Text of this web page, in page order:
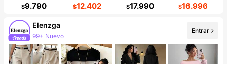
$9.790 $12.402 $17.990 $16.996
Elenzga
99+ Nuevo
Incremento de seguidores de 12%
Entrar